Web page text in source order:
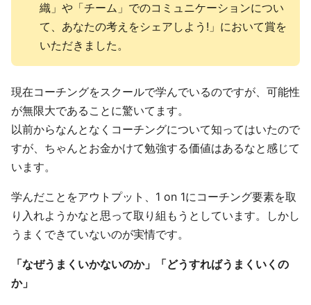
織」や「チーム」でのコミュニケーションについ
て、あなたの考えをシェアしよう!」において賞を
いただきました。
現在コーチングをスクールで学んでいるのですが、可能性
が無限大であることに驚いてます。
以前からなんとなくコーチングについて知ってはいたので
すが、ちゃんとお金かけて勉強する価値はあるなと感じて
います。
学んだことをアウトプット、1 on 1にコーチング要素を取
り入れようかなと思って取り組もうとしています。しかし
うまくできていないのが実情です。
「なぜうまくいかないのか」「どうすればうまくいくの
か」